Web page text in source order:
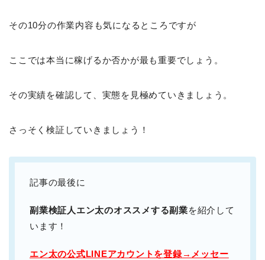
その10分の作業内容も気になるところですが
ここでは本当に稼げるか否かが最も重要でしょう。
その実績を確認して、実態を見極めていきましょう。
さっそく検証していきましょう！
記事の最後に
副業検証人エン太のオススメする副業を紹介して
います！
エン太の公式LINEアカウントを登録→メッセー